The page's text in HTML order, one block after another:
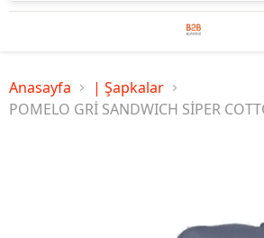
Anasayfa
| Şapkalar
POMELO GRİ SANDWICH SİPER